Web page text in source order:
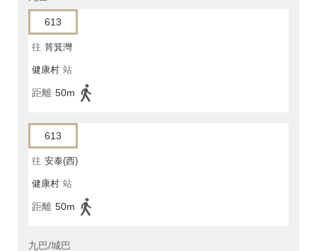
613
往 筲箕灣
健康村 站
距離 50m
613
往 安泰(西)
健康村 站
距離 50m
九巴/城巴